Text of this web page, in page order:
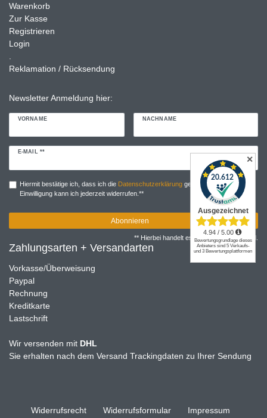
Warenkorb
Zur Kasse
Registrieren
Login
Reklamation / Rücksendung
Newsletter Anmeldung hier:
VORNAME NACHNAME
E-MAIL **
Newsletter
Hiermit bestätige ich, dass ich die Daten­schutz­erklärunggelesen habe. Meine
Einwilligung kann ich jederzeit widerrufen.**
Abonnieren
** Hierbei handelt es sich um ein Pflichtfeld.
Zahlungsarten + Versandarten
Vorkasse/Überweisung
Paypal
Rechnung
Kreditkarte
Lastschrift
Wir versenden mit DHL
Sie erhalten nach dem Versand Trackingdaten zu Ihrer Sendung
Widerrufs­recht Widerrufs­formular Impressum
✕